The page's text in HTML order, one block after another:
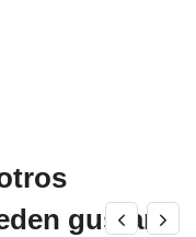
gustar!